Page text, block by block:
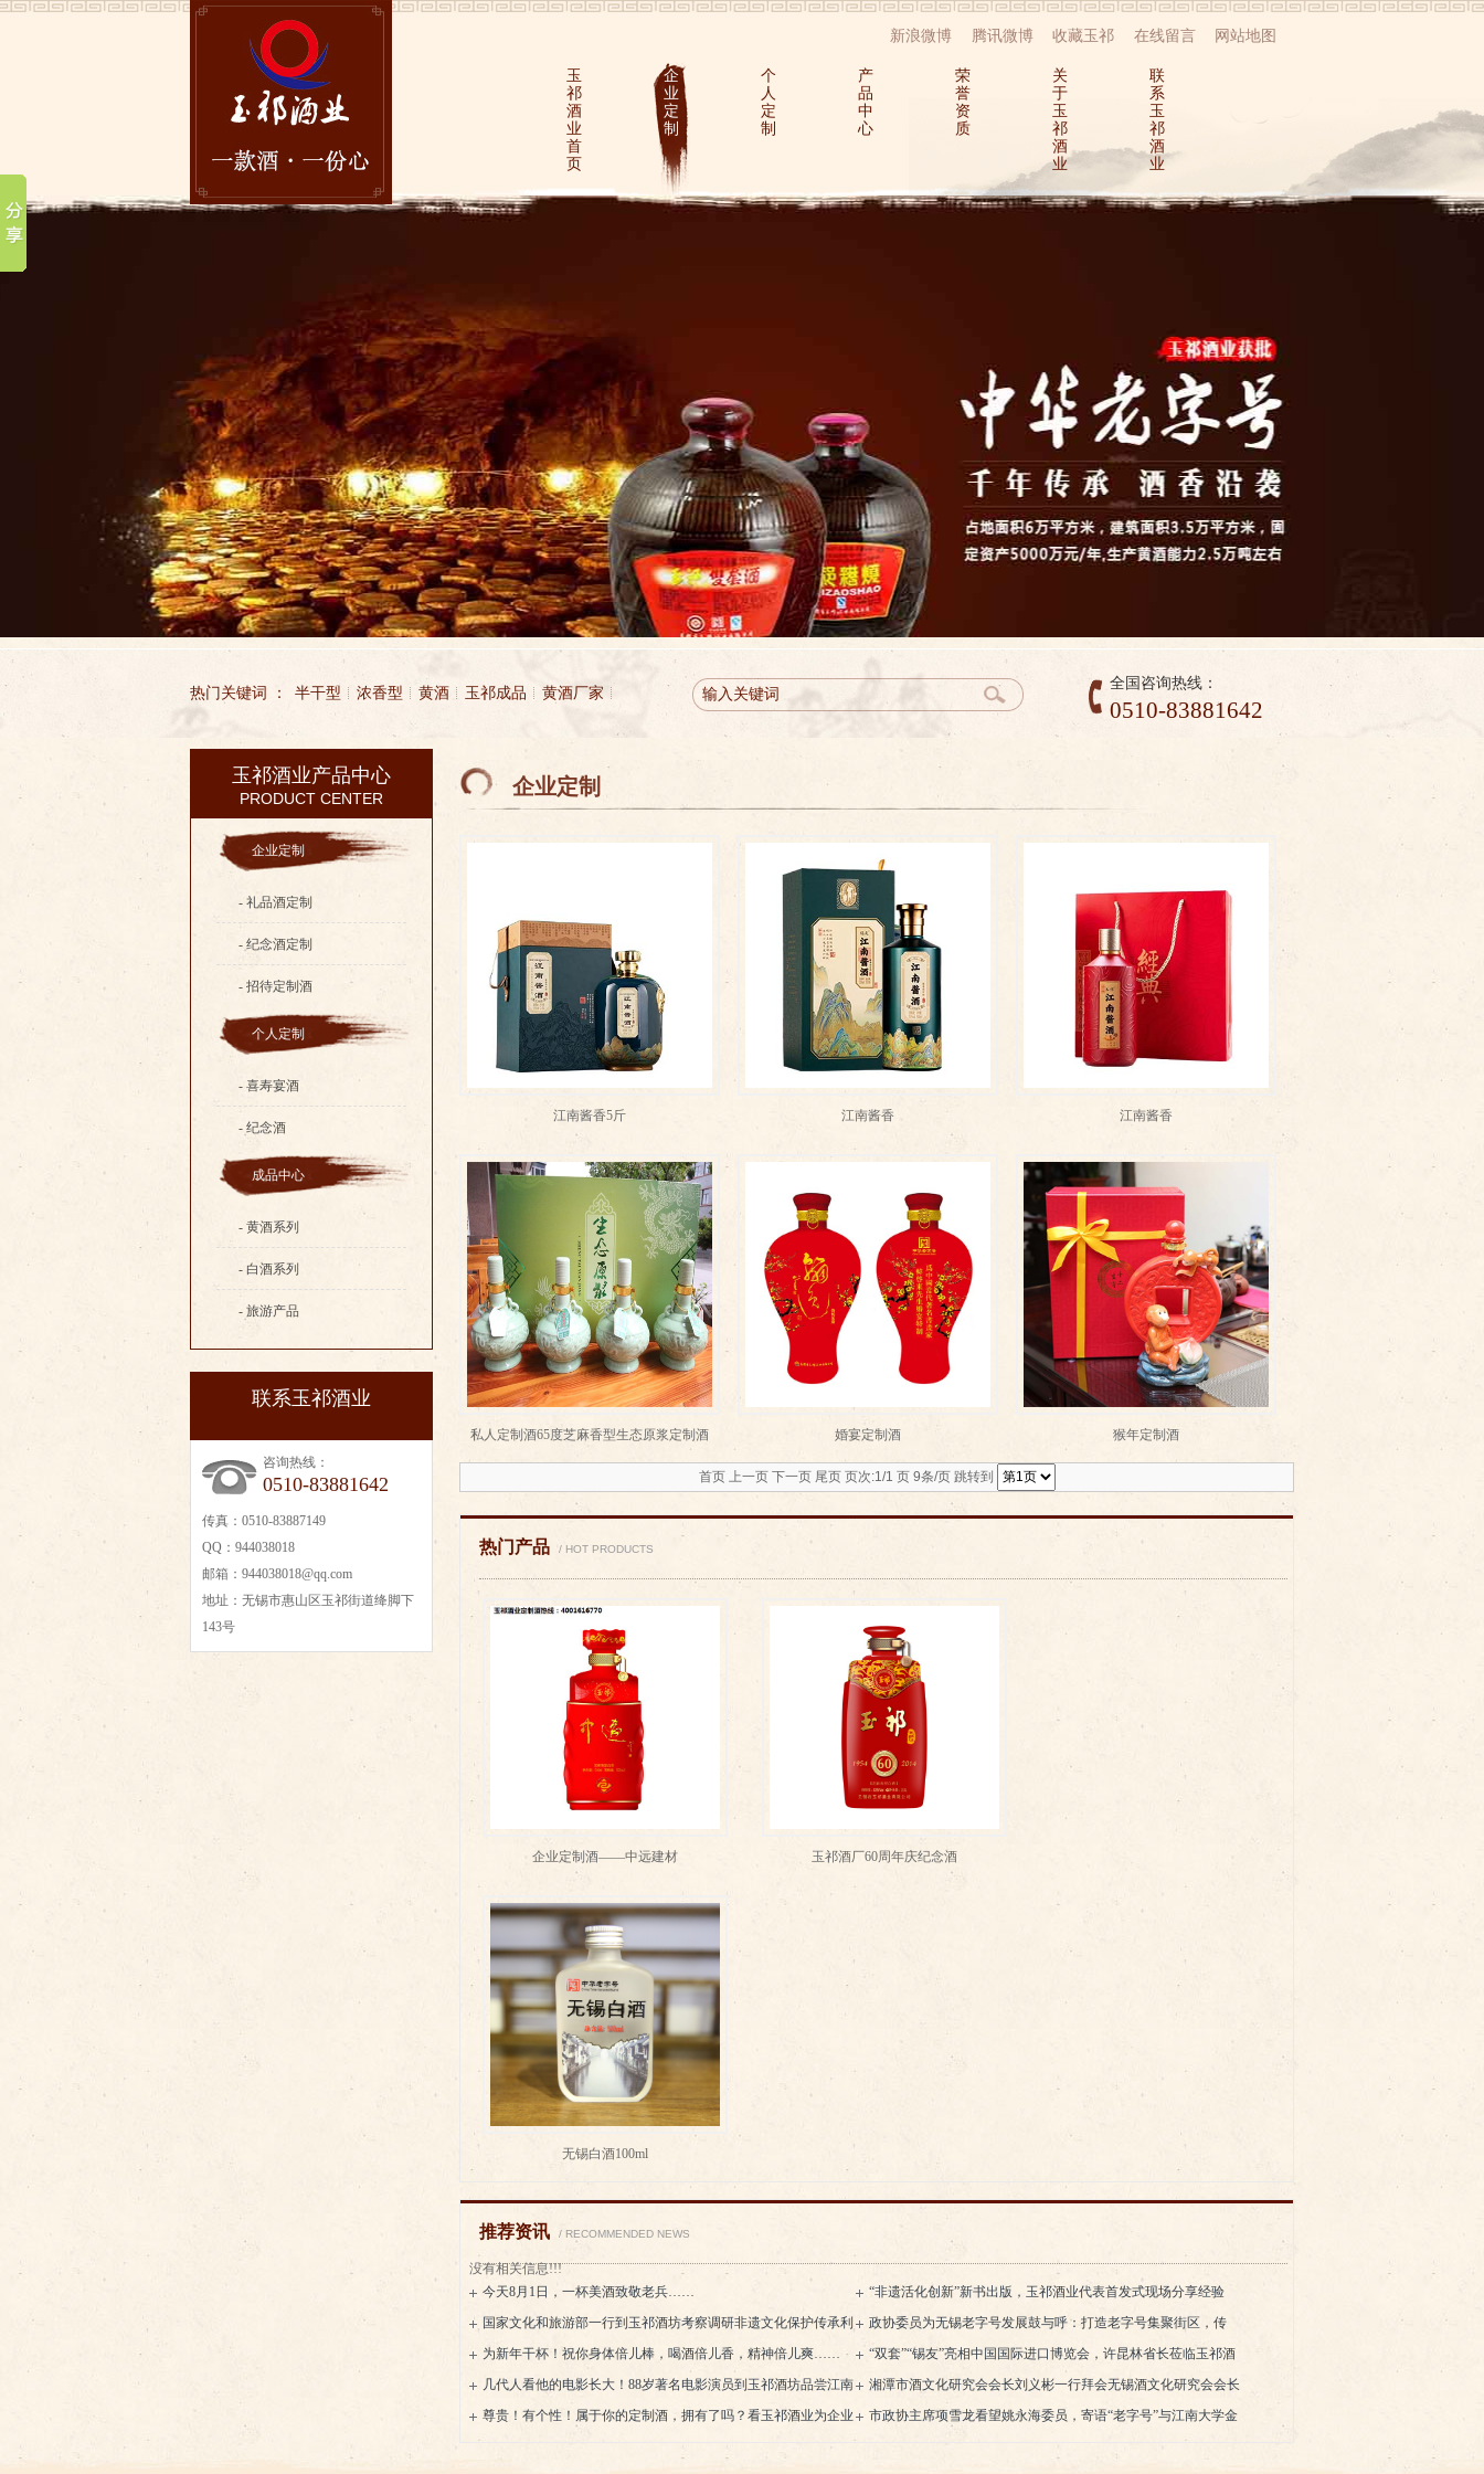
新浪微博 腾讯微博 收藏玉祁 在线留言 网站地图
玉
祁
酒
业
首
页
企
业
定
制
个
人
定
制
产
品
中
心
荣
誉
资
质
关
于
玉
祁
酒
业
联
系
玉
祁
酒
业
热门关键词 ： 半干型 浓香型 黄酒 玉祁成品 黄酒厂家
全国咨询热线：
0510-83881642
企业定制
江南酱香5斤 江南酱香 江南酱香
私人定制酒65度芝麻香型生态原浆定制酒 婚宴定制酒 猴年定制酒
首页 上一页 下一页 尾页 页次:1/1 页 9条/页 跳转到
热门产品 / HOT PRODUCTS
企业定制酒——中远建材 玉祁酒厂60周年庆纪念酒
无锡白酒100ml
推荐资讯 / RECOMMENDED NEWS
没有相关信息!!!
今天8月1日，一杯美酒致敬老兵……
“非遗活化创新”新书出版，玉祁酒业代表首发式现场分享经验
国家文化和旅游部一行到玉祁酒坊考察调研非遗文化保护传承利
用工作
政协委员为无锡老字号发展鼓与呼：打造老字号集聚街区，传
播“锡”味工商文化
为新年干杯！祝你身体倍儿棒，喝酒倍儿香，精神倍儿爽……
“双套”“锡友”亮相中国国际进口博览会，许昆林省长莅临玉祁酒
业展位
几代人看他的电影长大！88岁著名电影演员到玉祁酒坊品尝江南
酱酒
湘潭市酒文化研究会会长刘义彬一行拜会无锡酒文化研究会会长
姚永海
尊贵！有个性！属于你的定制酒，拥有了吗？看玉祁酒业为企业
市政协主席项雪龙看望姚永海委员，寄语“老字号”与江南大学金
玉祁酒业产品中心
PRODUCT CENTER
企业定制
- 礼品酒定制
- 纪念酒定制
- 招待定制酒
个人定制
- 喜寿宴酒
- 纪念酒
成品中心
- 黄酒系列
- 白酒系列
- 旅游产品
联系玉祁酒业
咨询热线：
0510-83881642
传真：0510-83887149
QQ：944038018
邮箱：944038018@qq.com
地址：无锡市惠山区玉祁街道绛脚下
143号